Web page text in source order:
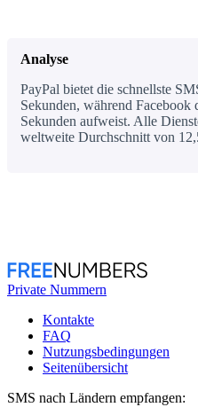
Analyse
PayPal bietet die schnellste
Sekunden, während
Sekunden aufweist. Alle
weltweite Durchschnitt von
Private Nummern
Kontakte
FAQ
Nutzungsbedingungen
Seitenübersicht
SMS nach Ländern empfangen: